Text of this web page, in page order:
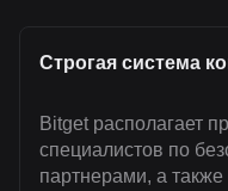
Строгая система
Bitget располагает
специалистов по
партнерами, а также